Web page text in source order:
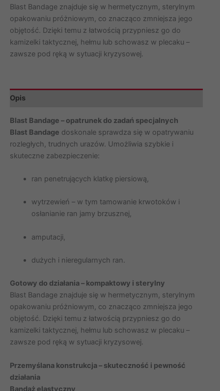
indywidualny
Olaes
BLAST
Bandage
Blast Bandage znajduje się w hermetycznym, sterylnym
opakowaniu próżniowym, co znacząco zmniejsza jego
objętość. Dzięki temu z łatwością przypniesz go do
kamizelki taktycznej, hełmu lub schowasz w plecaku –
zawsze pod ręką w sytuacji kryzysowej.
Opis
Blast Bandage – opatrunek do zadań specjalnych
Blast Bandage doskonale sprawdza się w opatrywaniu
rozległych, trudnych urazów. Umożliwia szybkie i
skuteczne zabezpieczenie:
ran penetrujących klatkę piersiową,
wytrzewień – w tym tamowanie krwotoków i
osłanianie ran jamy brzusznej,
amputacji,
dużych i nieregularnych ran.
Gotowy do działania – kompaktowy i sterylny
Blast Bandage znajduje się w hermetycznym, sterylnym
opakowaniu próżniowym, co znacząco zmniejsza jego
objętość. Dzięki temu z łatwością przypniesz go do
kamizelki taktycznej, hełmu lub schowasz w plecaku –
zawsze pod ręką w sytuacji kryzysowej.
Przemyślana konstrukcja – skuteczność i pewność
działania
Bandaż elastyczny